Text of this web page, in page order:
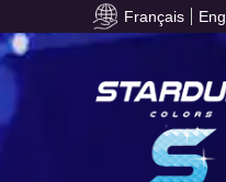
Français